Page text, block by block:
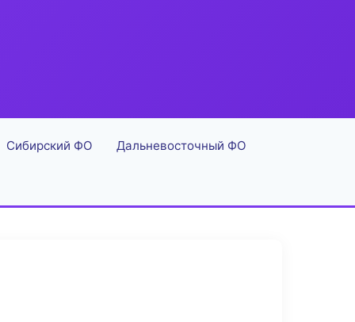
Сибирский ФО Дальневосточный ФО